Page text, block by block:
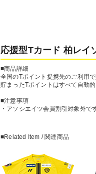
応援型Tカード 柏レイ
■商品詳細
全国のTポイント提携先のご利用
貯まったTポイントはすべて自動
■注意事項
・アソシエイツ会員割引対象外です
■Related Item / 関連商品